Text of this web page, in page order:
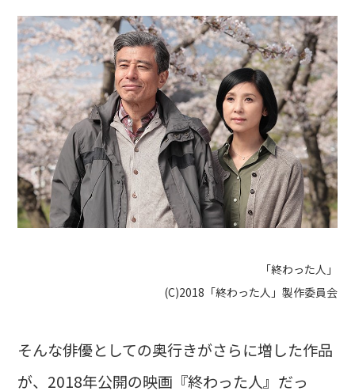
「終わった人」
(C)2018「終わった人」製作委員会
そんな俳優としての奥行きがさらに増した作品
が、2018年公開の映画『終わった人』だっ